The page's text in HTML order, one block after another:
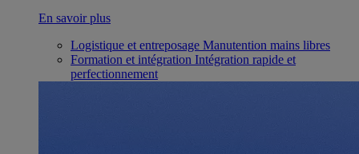
En savoir plus
Logistique et entreposage Manutention mains libres
Formation et intégration Intégration rapide et
perfectionnement